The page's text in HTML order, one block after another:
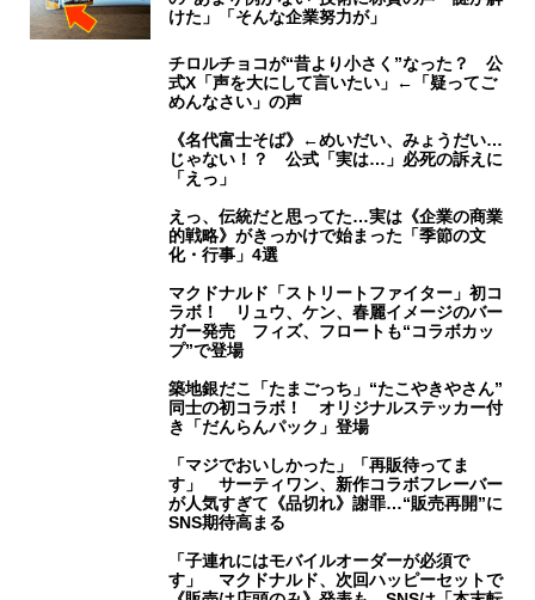
けた」「そんな企業努力が」
チロルチョコが“昔より小さく”なった？ 公
式X「声を大にして言いたい」←「疑ってご
めんなさい」の声
《名代富士そば》←めいだい、みょうだい…
じゃない！？ 公式「実は…」必死の訴えに
「えっ」
えっ、伝統だと思ってた…実は《企業の商業
的戦略》がきっかけで始まった「季節の文
化・行事」4選
マクドナルド「ストリートファイター」初コ
ラボ！ リュウ、ケン、春麗イメージのバー
ガー発売 フィズ、フロートも“コラボカッ
プ”で登場
築地銀だこ「たまごっち」“たこやきやさん”
同士の初コラボ！ オリジナルステッカー付
き「だんらんパック」登場
「マジでおいしかった」「再販待ってま
す」 サーティワン、新作コラボフレーバー
が人気すぎて《品切れ》謝罪…“販売再開”に
SNS期待高まる
「子連れにはモバイルオーダーが必須で
す」 マクドナルド、次回ハッピーセットで